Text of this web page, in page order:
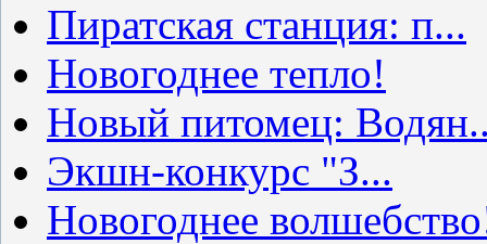
Пиратская станция: п...
Новогоднее тепло!
Новый питомец:
Экшн-конкурс "З...
Новогоднее